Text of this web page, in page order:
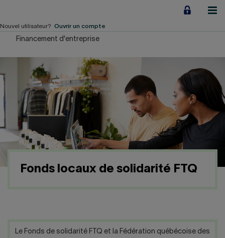
contenu
Employeurs
Financement d'entreprise
Notre Impact
À propos
Nouvel utilisateur? Ouvrir un compte
Financement d'entreprise
Fonds locaux de solidarité FTQ
Le Fonds de solidarité FTQ et la Fédération québécoise des